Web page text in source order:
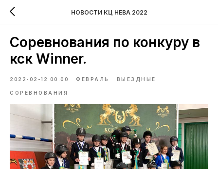
НОВОСТИ КЦ НЕВА 2022
Соревнования по конкуру в
кск Winner.
2022-02-12 00:00 ФЕВРАЛЬ ВЫЕЗДНЫЕ
СОРЕВНОВАНИЯ